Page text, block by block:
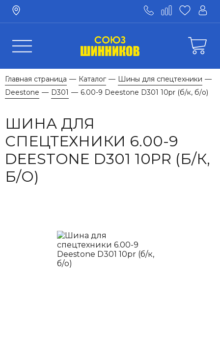
Главная страница — Каталог — Шины для спецтехники —
Deestone — D301 — 6.00-9 Deestone D301 10pr (б/к, б/о)
ШИНА ДЛЯ
СПЕЦТЕХНИКИ 6.00-9
DEESTONE D301 10PR (Б/К,
Б/О)